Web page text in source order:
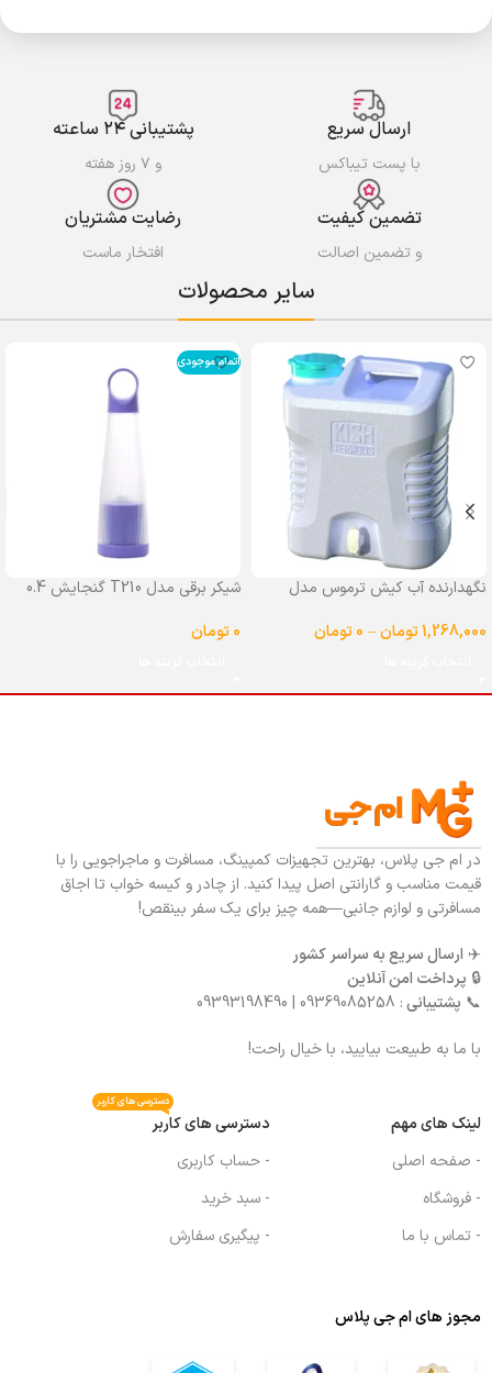
ارسال سریع
با پست تیباکس
پشتیبانی ۲۴ ساعته
و ۷ روز هفته
تضمین کیفیت
و تضمین اصالت
رضایت مشتریان
افتخار ماست
سایر محصولات
نگهدارنده آب کیش ترموس مدل
1,268,000تومان–
0تومان
اتمام موجودی
شیکر برقی مدل T210 گنجایش 0.4
0تومان
در ام جی پلاس، بهترین تجهیزات کمپینگ، مسافرت و ماجراجویی را با
قیمت مناسب و گارانتی اصل پیدا کنید. از چادر و کیسه خواب تا اجاق
مسافرتی و لوازم جانبی—همه چیز برای یک سفر بینقص!
✈️ ارسال سریع به سراسر کشور
🔒 پرداخت امن آنلاین
📞 پشتیبانی: 09369085258 | 09393198490
با ما به طبیعت بیایید، با خیال راحت!
لینک های مهم
- صفحه اصلی
- فروشگاه
- تماس با ما
دسترسی های کاربر
دسترسی های کاربر
- حساب کاربری
- سبد خرید
- پیگیری سفارش
مجوز های ام جی پلاس